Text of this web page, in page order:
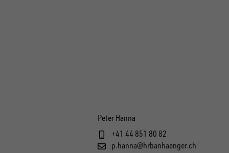
Peter Hanna
+41 44 851 80 82
p.hanna@hrbanhaenger.ch